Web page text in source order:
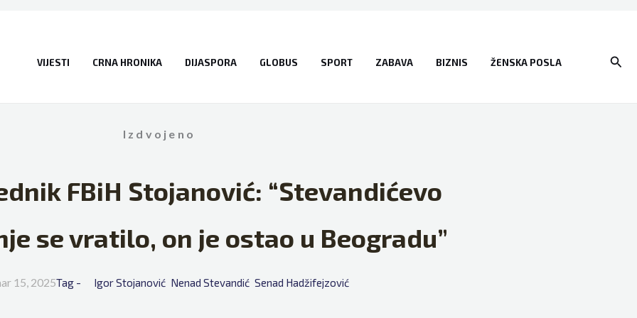
VIJESTI CRNA HRONIKA DIJASPORA GLOBUS SPORT ZABAVA BIZNIS ŽENSKA POSLA
Izdvojeno
FBiH Stojanović: “Stevandićevo
se vratilo, on je ostao u Beogradu”
15, 2025Tag - Igor Stojanović Nenad Stevandić Senad Hadžifejzović